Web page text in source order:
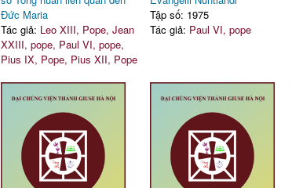
Đức Maria
Tác giả: Leo XIII, Pope, Jean
XXIII, pope, Paul VI, pope,
Pius IX, Pope, Pius XII, Pope
Tập số: 1975
Tác giả: Paul VI, pope